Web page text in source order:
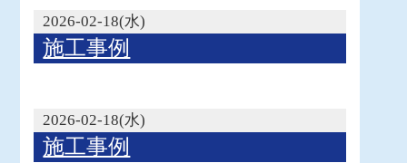
2026-02-18(水)
施工事例
2026-02-18(水)
施工事例